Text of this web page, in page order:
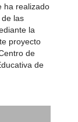
ha realizado
las
la
proyecto
de
de